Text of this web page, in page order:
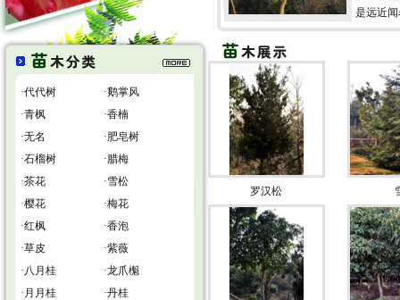
是远近
·代代树 ·鹅掌风
·青枫 ·香楠
·无名 ·肥皂树
·石榴树 ·腊梅
·茶花 ·雪松
·樱花 ·梅花
·红枫 ·香泡
·草皮 ·紫薇
·八月桂 ·龙爪櫆
· 月月桂 ·丹桂
罗汉松